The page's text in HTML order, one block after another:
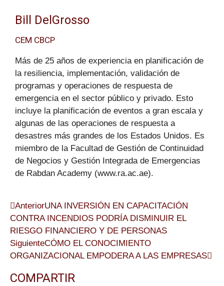
Bill DelGrosso
CEM CBCP
Más de 25 años de experiencia en planificación de
la resiliencia, implementación, validación de
programas y operaciones de respuesta de
emergencia en el sector público y privado. Esto
incluye la planificación de eventos a gran escala y
algunas de las operaciones de respuesta a
desastres más grandes de los Estados Unidos. Es
miembro de la Facultad de Gestión de Continuidad
de Negocios y Gestión Integrada de Emergencias
de Rabdan Academy (www.ra.ac.ae).
AnteriorUNA INVERSIÓN EN CAPACITACIÓN
CONTRA INCENDIOS PODRÍA DISMINUIR EL
RIESGO FINANCIERO Y DE PERSONAS
SiguienteCÓMO EL CONOCIMIENTO
ORGANIZACIONAL EMPODERA A LAS EMPRESAS
COMPARTIR